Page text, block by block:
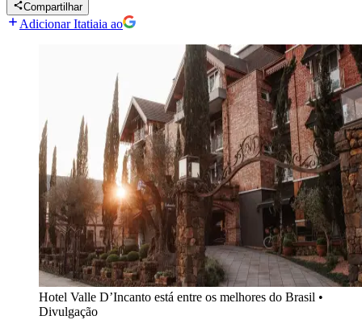
Compartilhar
Adicionar Itatiaia ao
Hotel Valle D’Incanto está entre os melhores do Brasil •
Divulgação